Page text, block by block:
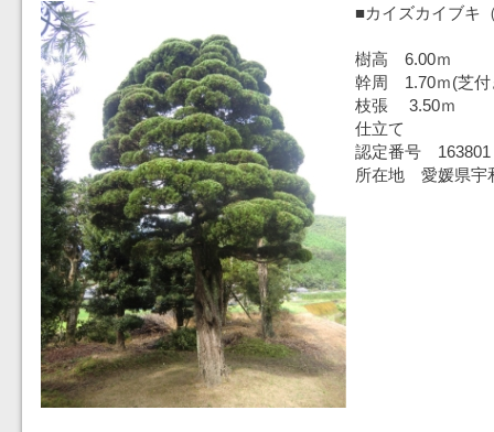
■カイズカイブキ
樹高 6.00ｍ
幹周 1.70ｍ(芝付
枝張 3.50ｍ
仕立て
認定番号 163801
所在地 愛媛県宇